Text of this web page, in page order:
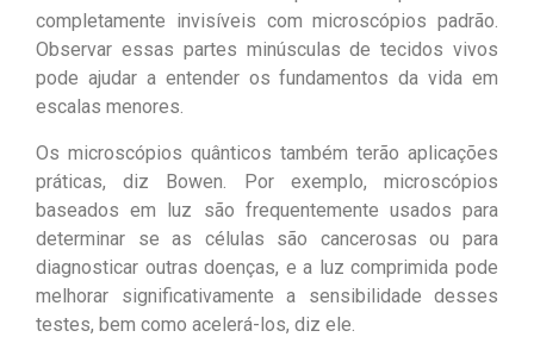
completamente invisíveis com microscópios padrão.
Observar essas partes minúsculas de tecidos vivos
pode ajudar a entender os fundamentos da vida em
escalas menores.
Os microscópios quânticos também terão aplicações
práticas, diz Bowen. Por exemplo, microscópios
baseados em luz são frequentemente usados ​​para
determinar se as células são cancerosas ou para
diagnosticar outras doenças, e a luz comprimida pode
melhorar significativamente a sensibilidade desses
testes, bem como acelerá-los, diz ele.